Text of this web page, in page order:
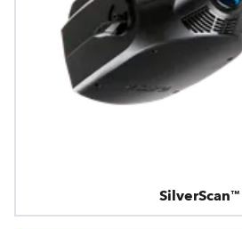
SilverScan™